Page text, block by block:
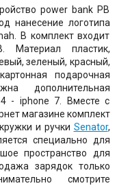
power bank PB
нанесение логотипа
В комплект входит
Материал пластик,
зеленый, красный,
подарочная
дополнительная
- iphone 7. Вместе с
магазине комплект
и ручки Senator,
специально для
пространство для
зарядок только
смотрите